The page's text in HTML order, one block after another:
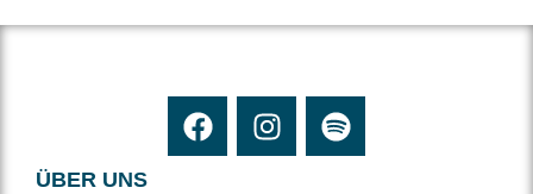
ÜBER UNS